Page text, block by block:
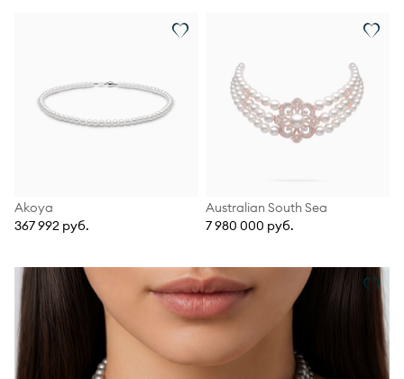
Akoya
367 992 руб.
Australian South Sea
7 980 000 руб.